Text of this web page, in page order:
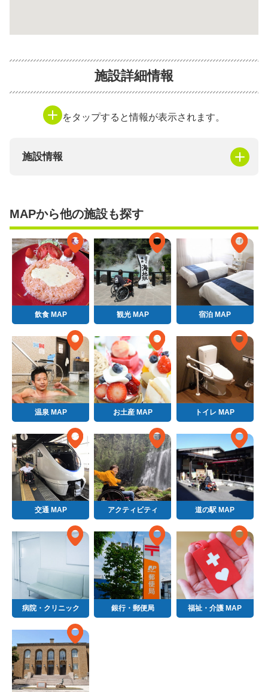
施設詳細情報
をタップすると情報が表示されます。
施設情報
MAPから他の施設も探す
飲食 MAP 観光 MAP 宿泊 MAP
温泉 MAP お土産 MAP トイレ MAP
交通 MAP アクティビティ 道の駅 MAP
病院・クリニック 銀行・郵便局 福祉・介護 MAP